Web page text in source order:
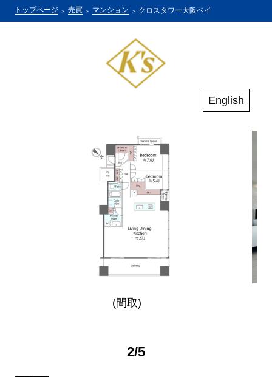
English
トップページ 売買 マンション クロスタワー大阪ベイ
(間取)
2/5